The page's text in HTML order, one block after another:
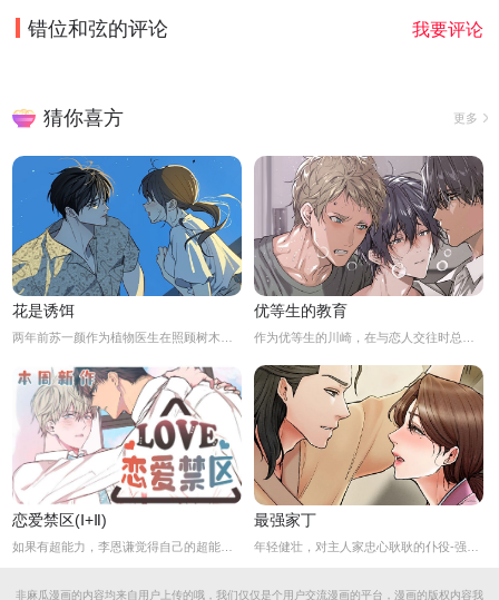
错位和弦的评论 我要评论
猜你喜方 更多
花是诱饵 优等生的教育
恋爱禁区(Ⅰ+Ⅱ)
如果有超能力，李恩谦觉得自己的超能力一定是垃圾回收站。为什么从小到他，他交往的人全是渣男呢？？他除了颜控，对于对象真的不挑的啊！！直到他严厉的上司，他的外貌理想型，对他表现出似有若无的好感……他一定喜欢自己吧？这次有希望摆脱渣男了！少年人，太天真啦，非酋是一辈子的事哟。
最强家丁
年轻健壮，对主人家忠心耿耿的仆役-强石，某夜意外目睹大监夫人自我安慰的画面。明知眼前是个火坑，他仍然义无返顾地跳了下去！「夫人，小的乐意填补你空虚寂寞的心灵…」
非麻瓜漫画的内容均来自用户上传的哦，我们仅仅是个用户交流漫画的平台，漫画的版权内容我